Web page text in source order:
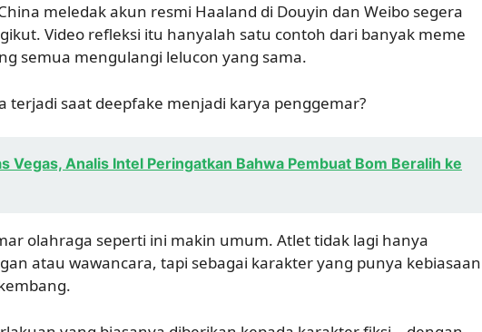
meledak akun resmi Haaland di Douyin dan Weibo segera
Video refleksi itu hanyalah satu contoh dari banyak meme
semua mengulangi lelucon yang sama.
terjadi saat deepfake menjadi karya penggemar?
Vegas, Analis Intel Peringatkan Bahwa Pembuat Bom Beralih ke
olahraga seperti ini makin umum. Atlet tidak lagi hanya
atau wawancara, tapi sebagai karakter yang punya kebiasaan